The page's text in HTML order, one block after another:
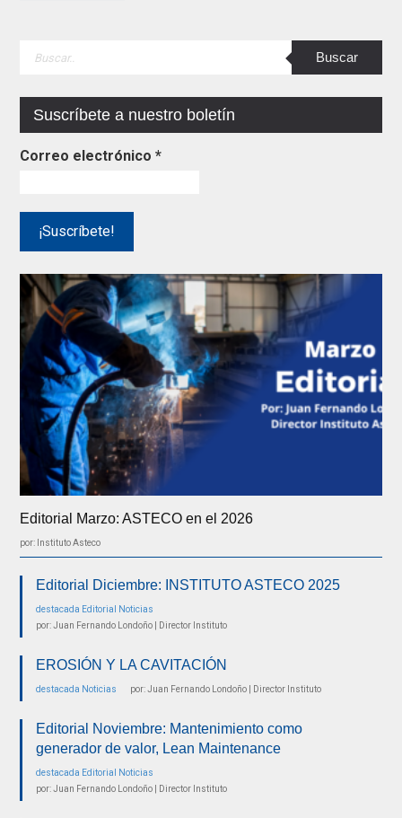
Suscríbete a nuestro boletín
Correo electrónico*
Editorial Marzo: ASTECO en el 2026
por: Instituto Asteco
Editorial Diciembre: INSTITUTO ASTECO 2025
destacada Editorial
Noticias
por: Juan Fernando Londoño | Director Instituto
EROSIÓN Y LA CAVITACIÓN
destacada Noticias por: Juan Fernando Londoño | Director Instituto
Editorial Noviembre: Mantenimiento como
generador de valor, Lean Maintenance
destacada Editorial
Noticias
por: Juan Fernando Londoño | Director Instituto